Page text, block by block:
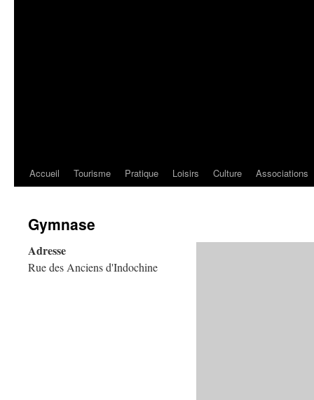
Accueil Tourisme Pratique Loisirs Culture Associations
Gymnase
Adresse
Rue des Anciens d'Indochine